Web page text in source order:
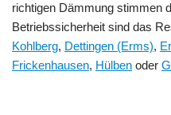
richtigen Dämmung stimmen
Betriebssicherheit sind das
Kohlberg, Dettingen (Erms),
Frickenhausen, Hülben oder